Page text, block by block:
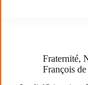
Fraternité,
François de